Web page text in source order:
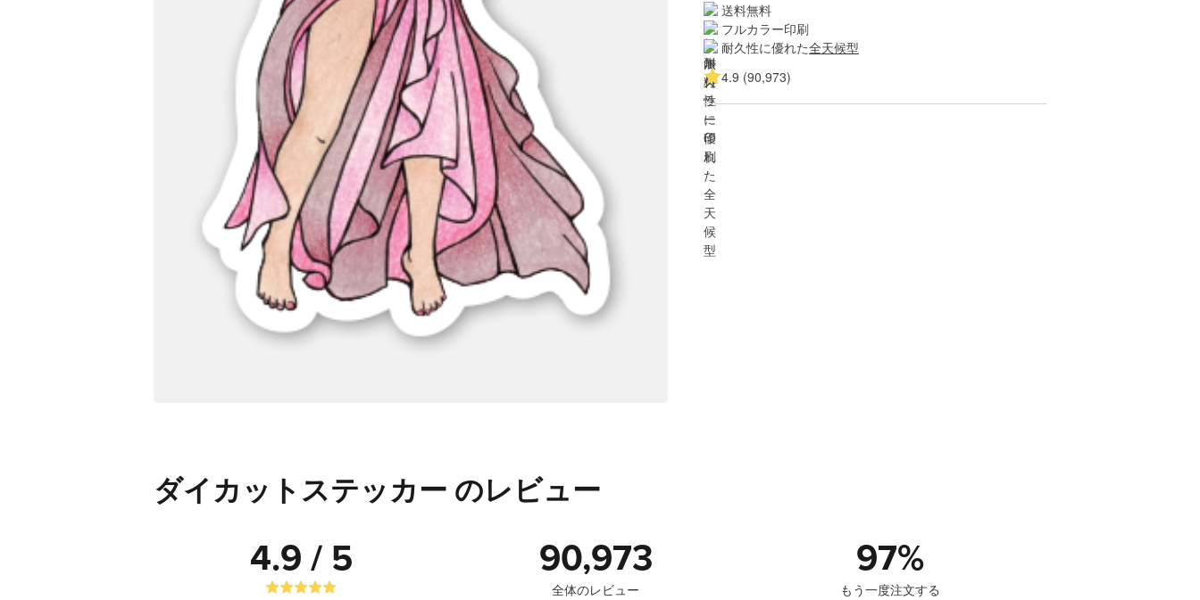
送料無料
フルカラー印刷
耐久性に優れた全天候型
4.9 (90,973)
ダイカットステッカー のレビュー
4.9 / 5 90,973
全体のレビュー
97%
もう一度注文する